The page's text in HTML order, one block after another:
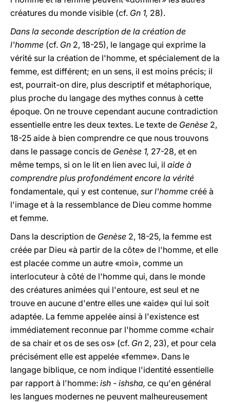
créatures du monde visible (cf. Gn 1, 28).
Dans la seconde description de la création de
l'homme (cf. Gn 2, 18-25), le langage qui exprime la
vérité sur la création de l'homme, et spécialement de la
femme, est différent; en un sens, il est moins précis; il
est, pourrait-on dire, plus descriptif et métaphorique,
plus proche du langage des mythes connus à cette
époque. On ne trouve cependant aucune contradiction
essentielle entre les deux textes. Le texte de Genèse 2,
18-25 aide à bien comprendre ce que nous trouvons
dans le passage concis de Genèse 1, 27-28, et en
même temps, si on le lit en lien avec lui, il aide à
comprendre plus profondément encore la vérité
fondamentale, qui y est contenue, sur l'homme créé à
l'image et à la ressemblance de Dieu comme homme
et femme.
Dans la description de Genèse 2, 18-25, la femme est
créée par Dieu «à partir de la côte» de l'homme, et elle
est placée comme un autre «moi», comme un
interlocuteur à côté de l'homme qui, dans le monde
des créatures animées qui l'entoure, est seul et ne
trouve en aucune d'entre elles une «aide» qui lui soit
adaptée. La femme appelée ainsi à l'existence est
immédiatement reconnue par l'homme comme «chair
de sa chair et os de ses os» (cf. Gn 2, 23), et pour cela
précisément elle est appelée «femme». Dans le
langage biblique, ce nom indique l'identité essentielle
par rapport à l'homme: ish - ishsha, ce qu'en général
les langues modernes ne peuvent malheureusement